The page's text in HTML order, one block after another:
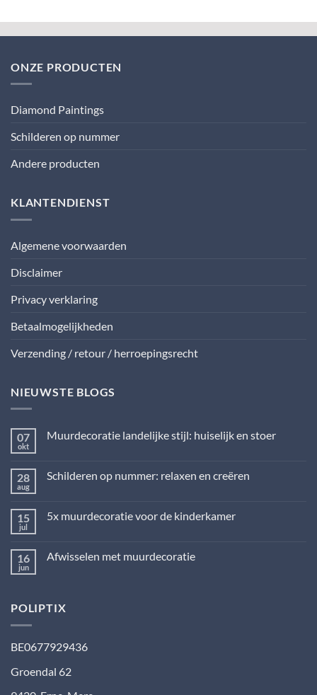
ONZE PRODUCTEN
Diamond Paintings
Schilderen op nummer
Andere producten
KLANTENDIENST
Algemene voorwaarden
Disclaimer
Privacy verklaring
Betaalmogelijkheden
Verzending / retour / herroepingsrecht
NIEUWSTE BLOGS
07
okt
Muurdecoratie landelijke stijl: huiselijk en stoer
Muurdecoratie
en
stoer
28
aug
Schilderen op nummer: relaxen en creëren
Schilderen
en
creëren
15
jul
5x muurdecoratie voor de kinderkamer
5x
16
jun
Afwisselen met muurdecoratie
met
POLIPTIX
BE0677929436
Groendal 62